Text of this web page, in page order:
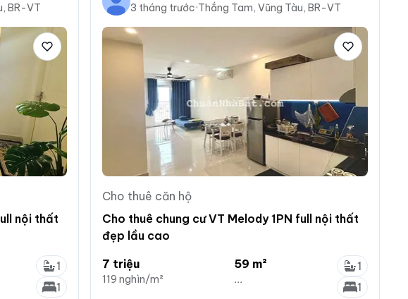
BR-VT
nội thất
1
1
3 tháng trước·Thắng Tam, Vũng Tàu, BR-VT
Cho thuê căn hộ
Cho thuê chung cư VT Melody 1PN full nội thất
đẹp lầu cao
7 triệu
119 nghìn/m²
59 m²
...
1
1